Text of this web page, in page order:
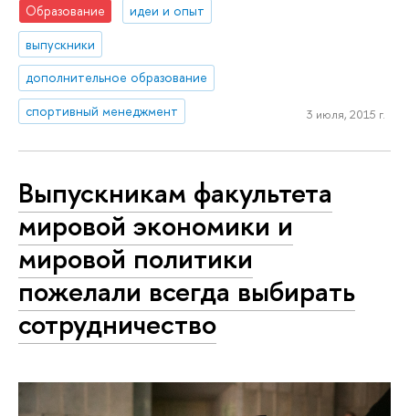
Образование
идеи и опыт
выпускники
дополнительное образование
спортивный менеджмент
3 июля, 2015 г.
Выпускникам факультета
мировой экономики и
мировой политики
пожелали всегда выбирать
сотрудничество